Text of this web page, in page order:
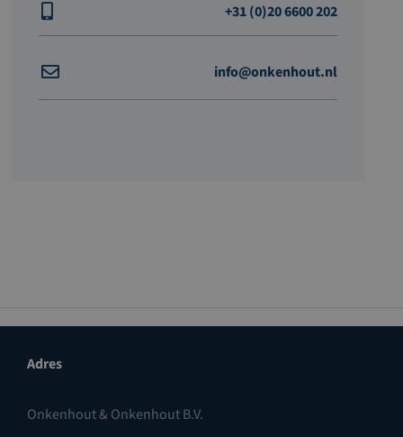
+31 (0)20 6600 202
info@onkenhout.nl
Adres
Onkenhout & Onkenhout B.V.